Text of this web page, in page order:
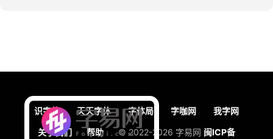
识字体 天天字体 字体局 字咖网 我字网
关于我们 帮助 © 2022-2026 字易网 闽ICP备